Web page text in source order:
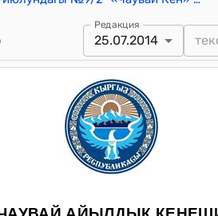
Редакция
25.07.2014